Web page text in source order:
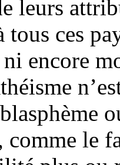
leurs
tous ces
encore
le